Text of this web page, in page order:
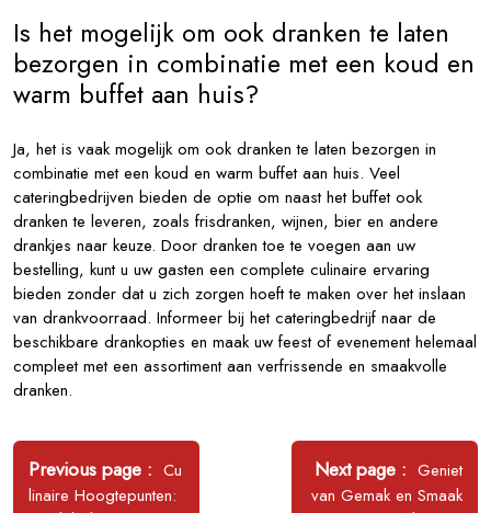
Is het mogelijk om ook dranken te laten
bezorgen in combinatie met een koud en
warm buffet aan huis?
Ja, het is vaak mogelijk om ook dranken te laten bezorgen in
combinatie met een koud en warm buffet aan huis. Veel
cateringbedrijven bieden de optie om naast het buffet ook
dranken te leveren, zoals frisdranken, wijnen, bier en andere
drankjes naar keuze. Door dranken toe te voegen aan uw
bestelling, kunt u uw gasten een complete culinaire ervaring
bieden zonder dat u zich zorgen hoeft te maken over het inslaan
van drankvoorraad. Informeer bij het cateringbedrijf naar de
beschikbare drankopties en maak uw feest of evenement helemaal
compleet met een assortiment aan verfrissende en smaakvolle
dranken.
Bericht
navigatie
Previous page
Older
Posts
Cu
linaire Hoogtepunten:
Next page
Newer
Posts
Geniet
van Gemak en Smaak